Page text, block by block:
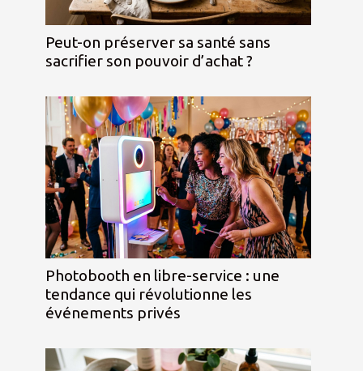
Peut-on préserver sa santé sans
sacrifier son pouvoir d’achat ?
Photobooth en libre-service : une
tendance qui révolutionne les
événements privés